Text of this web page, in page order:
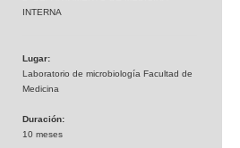
INTERNA
Lugar:
Laboratorio de microbiología Facultad de
Medicina
Duración:
10 meses